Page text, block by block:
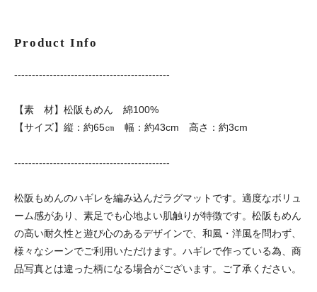
Product Info
--------------------------------------------
【素 材】松阪もめん 綿100%
【サイズ】縦：約65㎝ 幅：約43cm 高さ：約3cm
--------------------------------------------
松阪もめんのハギレを編み込んだラグマットです。適度なボリュ
ーム感があり、素足でも心地よい肌触りが特徴です。松阪もめん
の高い耐久性と遊び心のあるデザインで、和風・洋風を問わず、
様々なシーンでご利用いただけます。ハギレで作っている為、商
品写真とは違った柄になる場合がございます。ご了承ください。